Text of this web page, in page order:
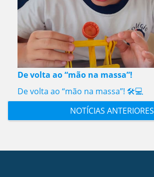
De volta ao “mão na massa”!
De volta ao “mão na massa”! 🛠️💻
NOTÍCIAS ANTERIORES